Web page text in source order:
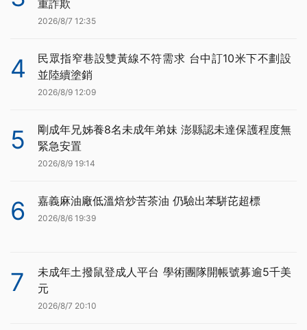
重詐欺
2026/8/7 12:35
4
民眾指窄巷設雙黃線不符需求 台中訂10米下不劃設
並陸續塗銷
2026/8/9 12:09
5
剛成年兄姊養8名未成年弟妹 澎縣認未達保護程度無
緊急安置
2026/8/9 19:14
6 嘉義麻油廠低溫焙炒苦茶油 仍驗出苯駢芘超標
2026/8/6 19:39
7
未成年土撥鼠登成人平台 學術團隊開帳號募逾5千美
元
2026/8/7 20:10